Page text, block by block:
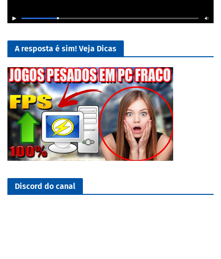
A resposta é sim! Veja Dicas
Discord do canal